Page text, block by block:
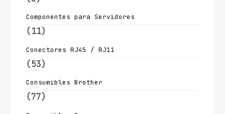
Componentes para Servidores
(11)
Conectores RJ45 / RJ11
(53)
Consumibles Brother
(77)